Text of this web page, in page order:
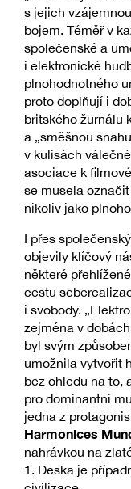
s jejich
bojem. Téměř v
společenské a
i elektronické
plnohodnotného
proto doplňují i
britského žurnálu
a „směšnou
v kulisách
asociace k
se musela
nikoliv jako
I přes
objevily klíčový
některé
cestu
i svobody.
zejména v
byl svým
umožnila vytvořit
bez ohledu na to,
pro dominantní
jedna z
Harmonices
nahrávkou na
1. Deska je